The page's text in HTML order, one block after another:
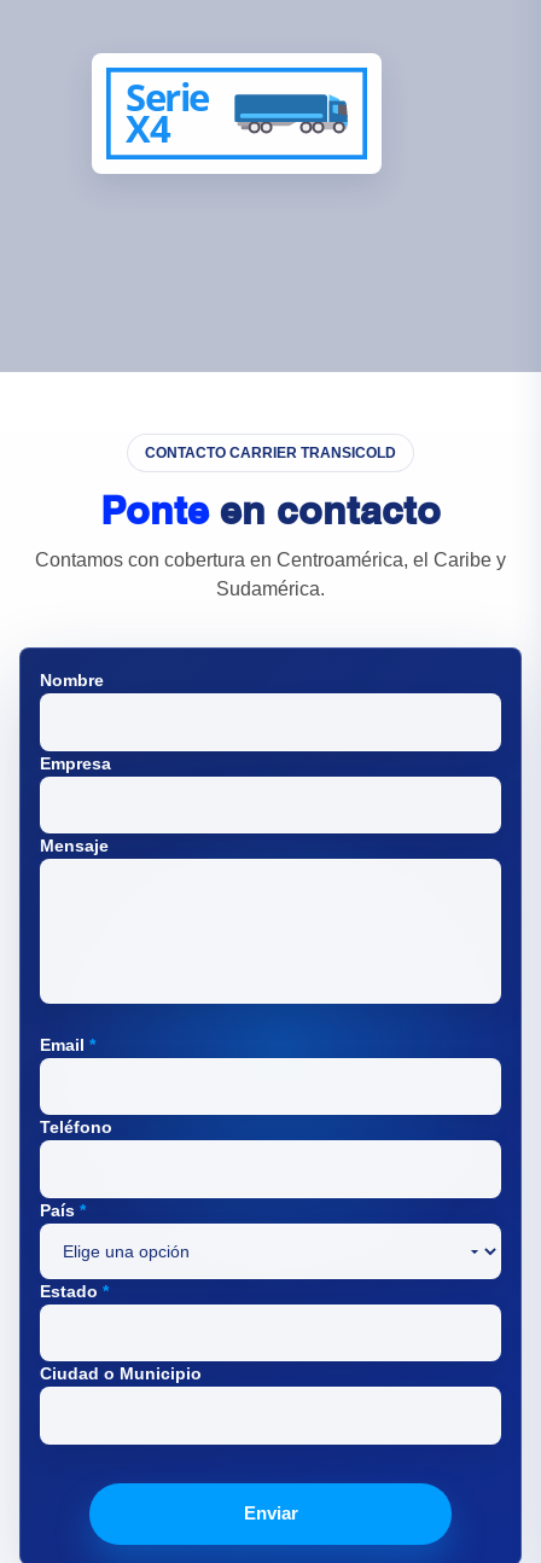
Serie
X4
CONTACTO CARRIER TRANSICOLD
Ponteen contacto
Contamos con cobertura en Centroamérica, el Caribe y
Sudamérica.
Nombre
Empresa
Mensaje
Email *
Teléfono
País *
Estado *
Ciudad o Municipio
Enviar